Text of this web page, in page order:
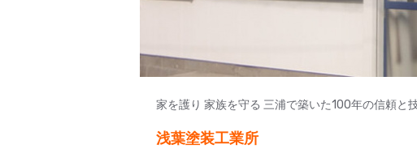
家を護り 家族を守る 三浦で築いた100年の信頼と
浅葉塗装工業所